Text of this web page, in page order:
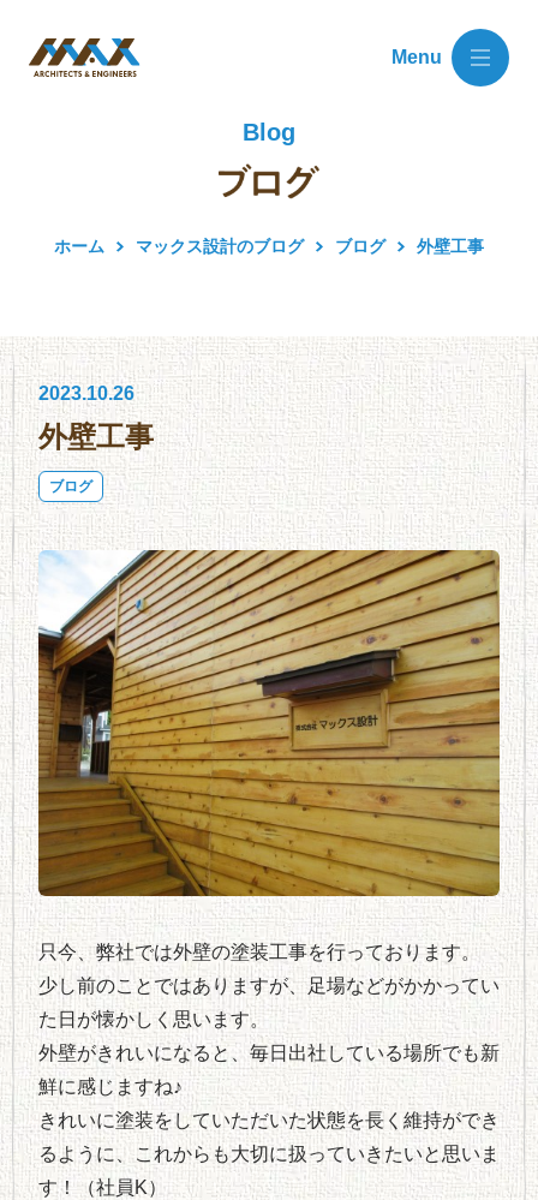
Menu
Blog
ホーム マックス設計のブログ ブログ 外壁工事
2023.10.26
外壁工事
ブログ
只今、弊社では外壁の塗装工事を行っております。
少し前のことではありますが、足場などがかかってい
た日が懐かしく思います。
外壁がきれいになると、毎日出社している場所でも新
鮮に感じますね♪
きれいに塗装をしていただいた状態を長く維持ができ
るように、これからも大切に扱っていきたいと思いま
す！（社員K）